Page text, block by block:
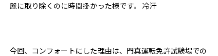
麗に取り除くのに時間掛かった様です。 冷汗
今回、コンフォートにした理由は、門真運転免許試験場での